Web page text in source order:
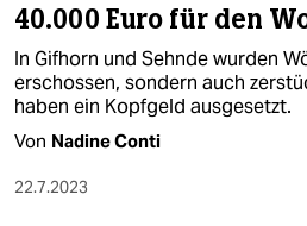
40.000 Euro für den
In Gifhorn und Sehnde wurden
erschossen, sondern auch
haben ein Kopfgeld ausgesetzt.
Von Nadine Conti
22.7.2023